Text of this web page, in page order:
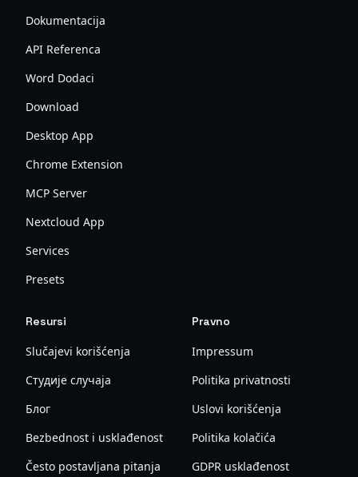
Dokumentacija
API Referenca
Word Dodaci
Download
Desktop App
Chrome Extension
MCP Server
Nextcloud App
Services
Presets
Resursi
Slučajevi korišćenja
Студије случаја
Блог
Bezbednost i usklađenost
Često postavljana pitanja
Pravno
Impressum
Politika privatnosti
Uslovi korišćenja
Politika kolačića
GDPR usklađenost